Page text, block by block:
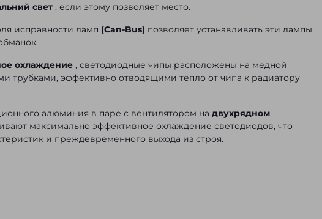
свет, если этому позволяет место.
исправности ламп (Can-Bus) позволяет устанавливать эти лампы
охлаждение , светодиодные чипы расположены на медной
трубками, эффективно отводящими тепло от чипа к радиатору
алюминия в паре с вентилятором на двухрядном
максимально эффективное охлаждение светодиодов, что
и преждевременного выхода из строя.